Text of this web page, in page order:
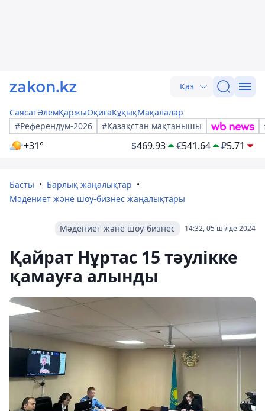
Қаз
СаясатӘлемҚаржыОқиғаҚұқықМақалалар
#Референдум-2026
#Қазақстан мақтанышы
+31° $469.93 €541.64 ₽5.71
Басты
Барлық жаңалықтар
Мәдениет және шоу-бизнес жаңалықтары
14:32, 05 шілде 2024
Мәдениет және шоу-бизнес
Қайрат Нұртас 15 тәулікке
қамауға алынды